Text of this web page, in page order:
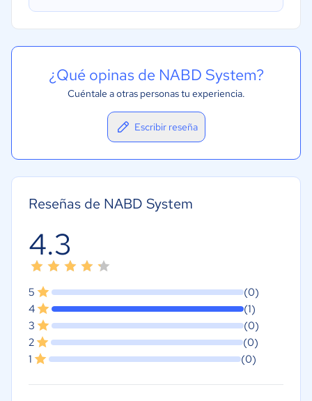
¿Qué opinas de NABD System?
Cuéntale a otras personas tu experiencia.
Escribir reseña
Reseñas de NABD System
4.3
5
(0)
4
(1)
3
(0)
2
(0)
1
(0)